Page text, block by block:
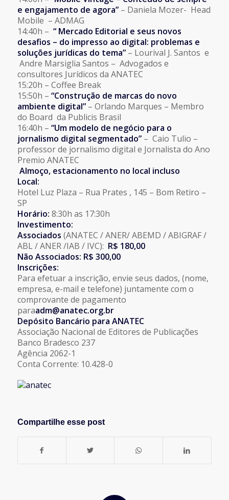
e engajamento de agora”– Daniela Mozer- Head
Mobile – ADMAG
14:40h – “ Mercado Editorial e seus novos
desafios – do impresso ao digital: problemas e
soluções jurídicas do tema”– Lourival J. Santos e
Andre Marsiglia Santos – Advogados e
consultores Jurídicos da ANATEC
15:20h – Coffee Break
15:50h – “Construção de marcas do novo
ambiente digital”– Orlando Marques – Membro
do Board da Publicis Brasil
16:40h – “Um modelo de negócio para o
jornalismo digital segmentado”– Caio Tulio –
professor de jornalismo digital e Jornalista do Ano
Premio ANATEC
Almoço, estacionamento no local incluso
Local:
Hotel Luz Plaza – Rua Prates , 145 – Bom Retiro –
SP
Horário: 8:30h as 17:30h
Investimento:
Associados (ANATEC / ANER/ ABEMD / ABIGRAF /
ABL / ANER /IAB / IVC): R$ 180,00
Não Associados: R$ 300,00
Inscrições:
Para efetuar a inscrição, envie seus dados, (nome,
empresa, e-mail e telefone) juntamente com o
comprovante de pagamento
paraadm@anatec.org.br
Depósito Bancário para ANATEC
Associação Nacional de Editores de Publicações
Banco Bradesco 237
Agência 2062-1
Conta Corrente: 10.428-0
Compartilhe esse post